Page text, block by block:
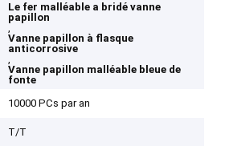
Le fer malléable a bridé vanne
papillon
,
Vanne papillon à flasque
anticorrosive
,
Vanne papillon malléable bleue de
fonte
10000 PCs par an
T/T